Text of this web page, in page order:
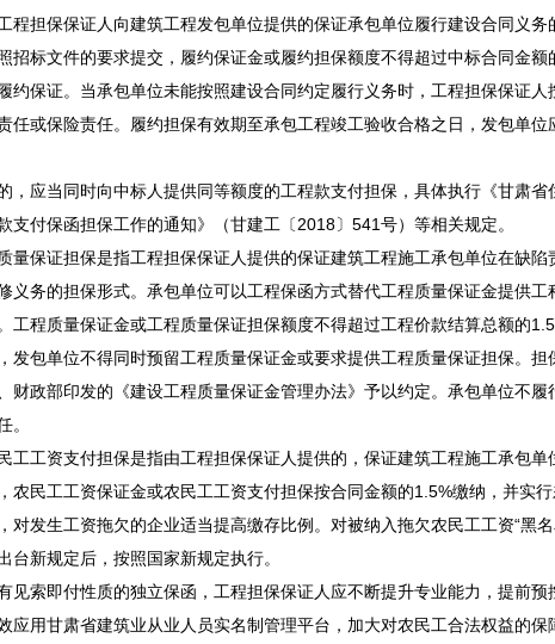
程担保保证人向建筑工程发包单位提供的保证承包单位履行建设合同义
招标文件的要求提交，履约保证金或履约担保额度不得超过中标合同金
约保证。当承包单位未能按照建设合同约定履行义务时，工程担保保证
任或保险责任。履约担保有效期至承包工程竣工验收合格之日，发包单
，应当同时向中标人提供同等额度的工程款支付担保，具体执行《甘肃
支付保函担保工作的通知》（甘建工〔2018〕541号）等相关规定。
量保证担保是指工程担保保证人提供的保证建筑工程施工承包单位在缺
义务的担保形式。承包单位可以工程保函方式替代工程质量保证金提供
工程质量保证金或工程质量保证担保额度不得超过工程价款结算总额的
发包单位不得同时预留工程质量保证金或要求提供工程质量保证担保。
财政部印发的《建设工程质量保证金管理办法》予以约定。承包单位不
。
工工资支付担保是指由工程担保保证人提供的，保证建筑工程施工承包
农民工工资保证金或农民工工资支付担保按合同金额的1.5%缴纳，并实
对发生工资拖欠的企业适当提高缴存比例。对被纳入拖欠农民工工资“黑
新规定后，按照国家新规定执行。
见索即付性质的独立保函，工程担保保证人应不断提升专业能力，提前
应用甘肃省建筑业从业人员实名制管理平台，加大对农民工合法权益的